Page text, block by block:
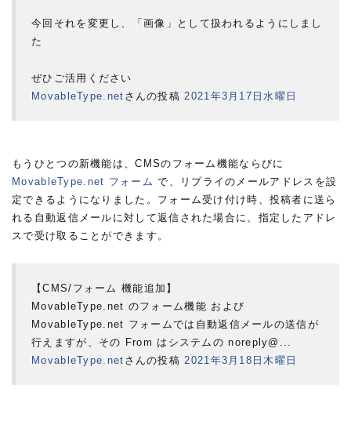
今回それを変更し、「画像」として扱われるようにしまし
た
ぜひご活用ください
MovableType.net さんの投稿2021年3月17日水曜日
もうひとつの新機能は、CMSのフォーム機能ならびに
MovableType.net フォーム で、リプライのメールアドレスを設
定できるようになりました。フォーム受け付け時、投稿者に送ら
れる自動返信メールに対して返信された場合に、指定したアドレ
スで受け取ることができます。
【CMS/フォーム 機能追加】
MovableType.net のフォーム機能 および
MovableType.net フォームでは自動返信メールの送信が
行えますが、その From はシステムの noreply@...
MovableType.net さんの投稿2021年3月18日木曜日